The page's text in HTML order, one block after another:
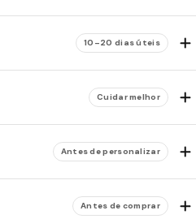
10–20 dias úteis
Cuidar melhor
Antes de personalizar
Antes de comprar